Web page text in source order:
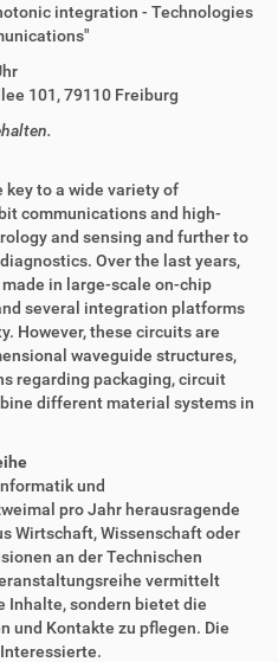
integration - Technologies
101, 79110 Freiburg
to a wide variety of
communications and high-
and sensing and further to
Over the last years,
in large-scale on-chip
several integration platforms
However, these circuits are
waveguide structures,
regarding packaging, circuit
different material systems in
und
pro Jahr herausragende
Wirtschaft, Wissenschaft oder
an der Technischen
vermittelt
Inhalte, sondern bietet die
und Kontakte zu pflegen. Die